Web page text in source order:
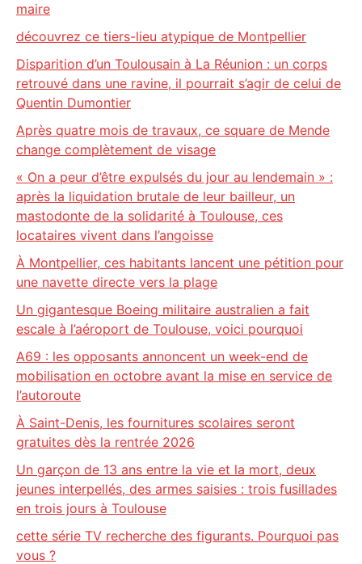
maire
découvrez ce tiers-lieu atypique de Montpellier
Disparition d’un Toulousain à La Réunion : un corps
retrouvé dans une ravine, il pourrait s’agir de celui de
Quentin Dumontier
Après quatre mois de travaux, ce square de Mende
change complètement de visage
« On a peur d’être expulsés du jour au lendemain » :
après la liquidation brutale de leur bailleur, un
mastodonte de la solidarité à Toulouse, ces
locataires vivent dans l’angoisse
À Montpellier, ces habitants lancent une pétition pour
une navette directe vers la plage
Un gigantesque Boeing militaire australien a fait
escale à l’aéroport de Toulouse, voici pourquoi
A69 : les opposants annoncent un week-end de
mobilisation en octobre avant la mise en service de
l’autoroute
À Saint-Denis, les fournitures scolaires seront
gratuites dès la rentrée 2026
Un garçon de 13 ans entre la vie et la mort, deux
jeunes interpellés, des armes saisies : trois fusillades
en trois jours à Toulouse
cette série TV recherche des figurants. Pourquoi pas
vous ?